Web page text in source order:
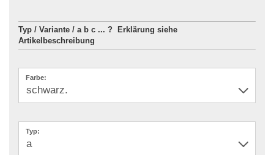
Typ / Variante / a b c ... ? Erklärung siehe
Artikelbeschreibung
Farbe:
Typ: